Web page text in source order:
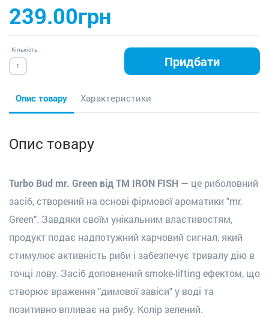
239.00грн
Кількість:
Придбати
Опис товару Характеристики
Опис товару
Turbo Bud mr. Green відТМ IRON FISH — це риболовний
засіб, створений на основі фірмової ароматики "mr.
Green". Завдяки своїм унікальним властивостям,
продукт подає надпотужний харчовий сигнал, який
стимулює активність риби і забезпечує тривалу дію в
точці лову. Засіб доповнений smoke-lifting ефектом, що
створює враження "димової завіси" у воді та
позитивно впливає на рибу. Колір зелений.